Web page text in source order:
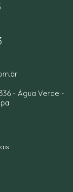
- Água Verde -